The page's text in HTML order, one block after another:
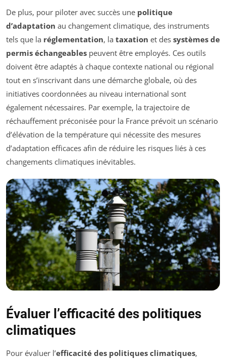
De plus, pour piloter avec succès une politique
d’adaptation au changement climatique, des instruments
tels que la réglementation, la taxation et des systèmes de
permis échangeables peuvent être employés. Ces outils
doivent être adaptés à chaque contexte national ou régional
tout en s’inscrivant dans une démarche globale, où des
initiatives coordonnées au niveau international sont
également nécessaires. Par exemple, la trajectoire de
réchauffement préconisée pour la France prévoit un scénario
d’élévation de la température qui nécessite des mesures
d’adaptation efficaces afin de réduire les risques liés à ces
changements climatiques inévitables.
Évaluer l’efficacité des politiques
climatiques
Pour évaluer l’efficacité des politiques climatiques,